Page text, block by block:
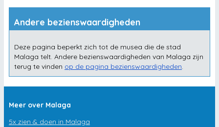
Andere bezienswaardigheden
Deze pagina beperkt zich tot de musea die de stad
Malaga telt. Andere bezienswaardigheden van Malaga zijn
terug te vinden op de pagina bezienswaardigheden.
Meer over Malaga
5x zien & doen in Malaga